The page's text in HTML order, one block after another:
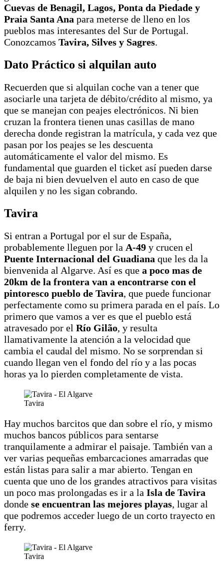
Cuevas de Benagil, Lagos, Ponta da Piedade y
Praia Santa Ana para meterse de lleno en los
pueblos mas interesantes del Sur de Portugal.
Conozcamos Tavira, Silves y Sagres.
Dato Práctico si alquilan auto
Recuerden que si alquilan coche van a tener que
asociarle una tarjeta de débito/crédito al mismo, ya
que se manejan con peajes electrónicos. Ni bien
cruzan la frontera tienen unas casillas de mano
derecha donde registran la matrícula, y cada vez que
pasan por los peajes se les descuenta
automáticamente el valor del mismo. Es
fundamental que guarden el ticket así pueden darse
de baja ni bien devuelven el auto en caso de que
alquilen y no les sigan cobrando.
Tavira
Si entran a Portugal por el sur de España,
probablemente lleguen por la A-49 y crucen el
Puente Internacional del Guadiana que les da la
bienvenida al Algarve. Así es que a poco mas de
20km de la frontera van a encontrarse con el
pintoresco pueblo de Tavira, que puede funcionar
perfectamente como su primera parada en el país. Lo
primero que vamos a ver es que el pueblo está
atravesado por el Río Gilão, y resulta
llamativamente la atención a la velocidad que
cambia el caudal del mismo. No se sorprendan si
cuando llegan ven el fondo del río y a las pocas
horas ya lo pierden completamente de vista.
Tavira
Hay muchos barcitos que dan sobre el río, y mismo
muchos bancos públicos para sentarse
tranquilamente a admirar el paisaje. También van a
ver varias pequeñas embarcaciones amarradas que
están listas para salir a mar abierto. Tengan en
cuenta que uno de los grandes atractivos para visitas
un poco mas prolongadas es ir a la Isla de Tavira
donde se encuentran las mejores playas, lugar al
que podremos acceder luego de un corto trayecto en
ferry.
Tavira